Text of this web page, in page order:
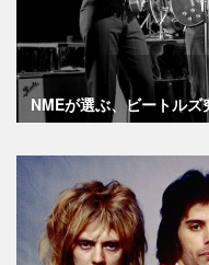
NMEが選ぶ、ビートル